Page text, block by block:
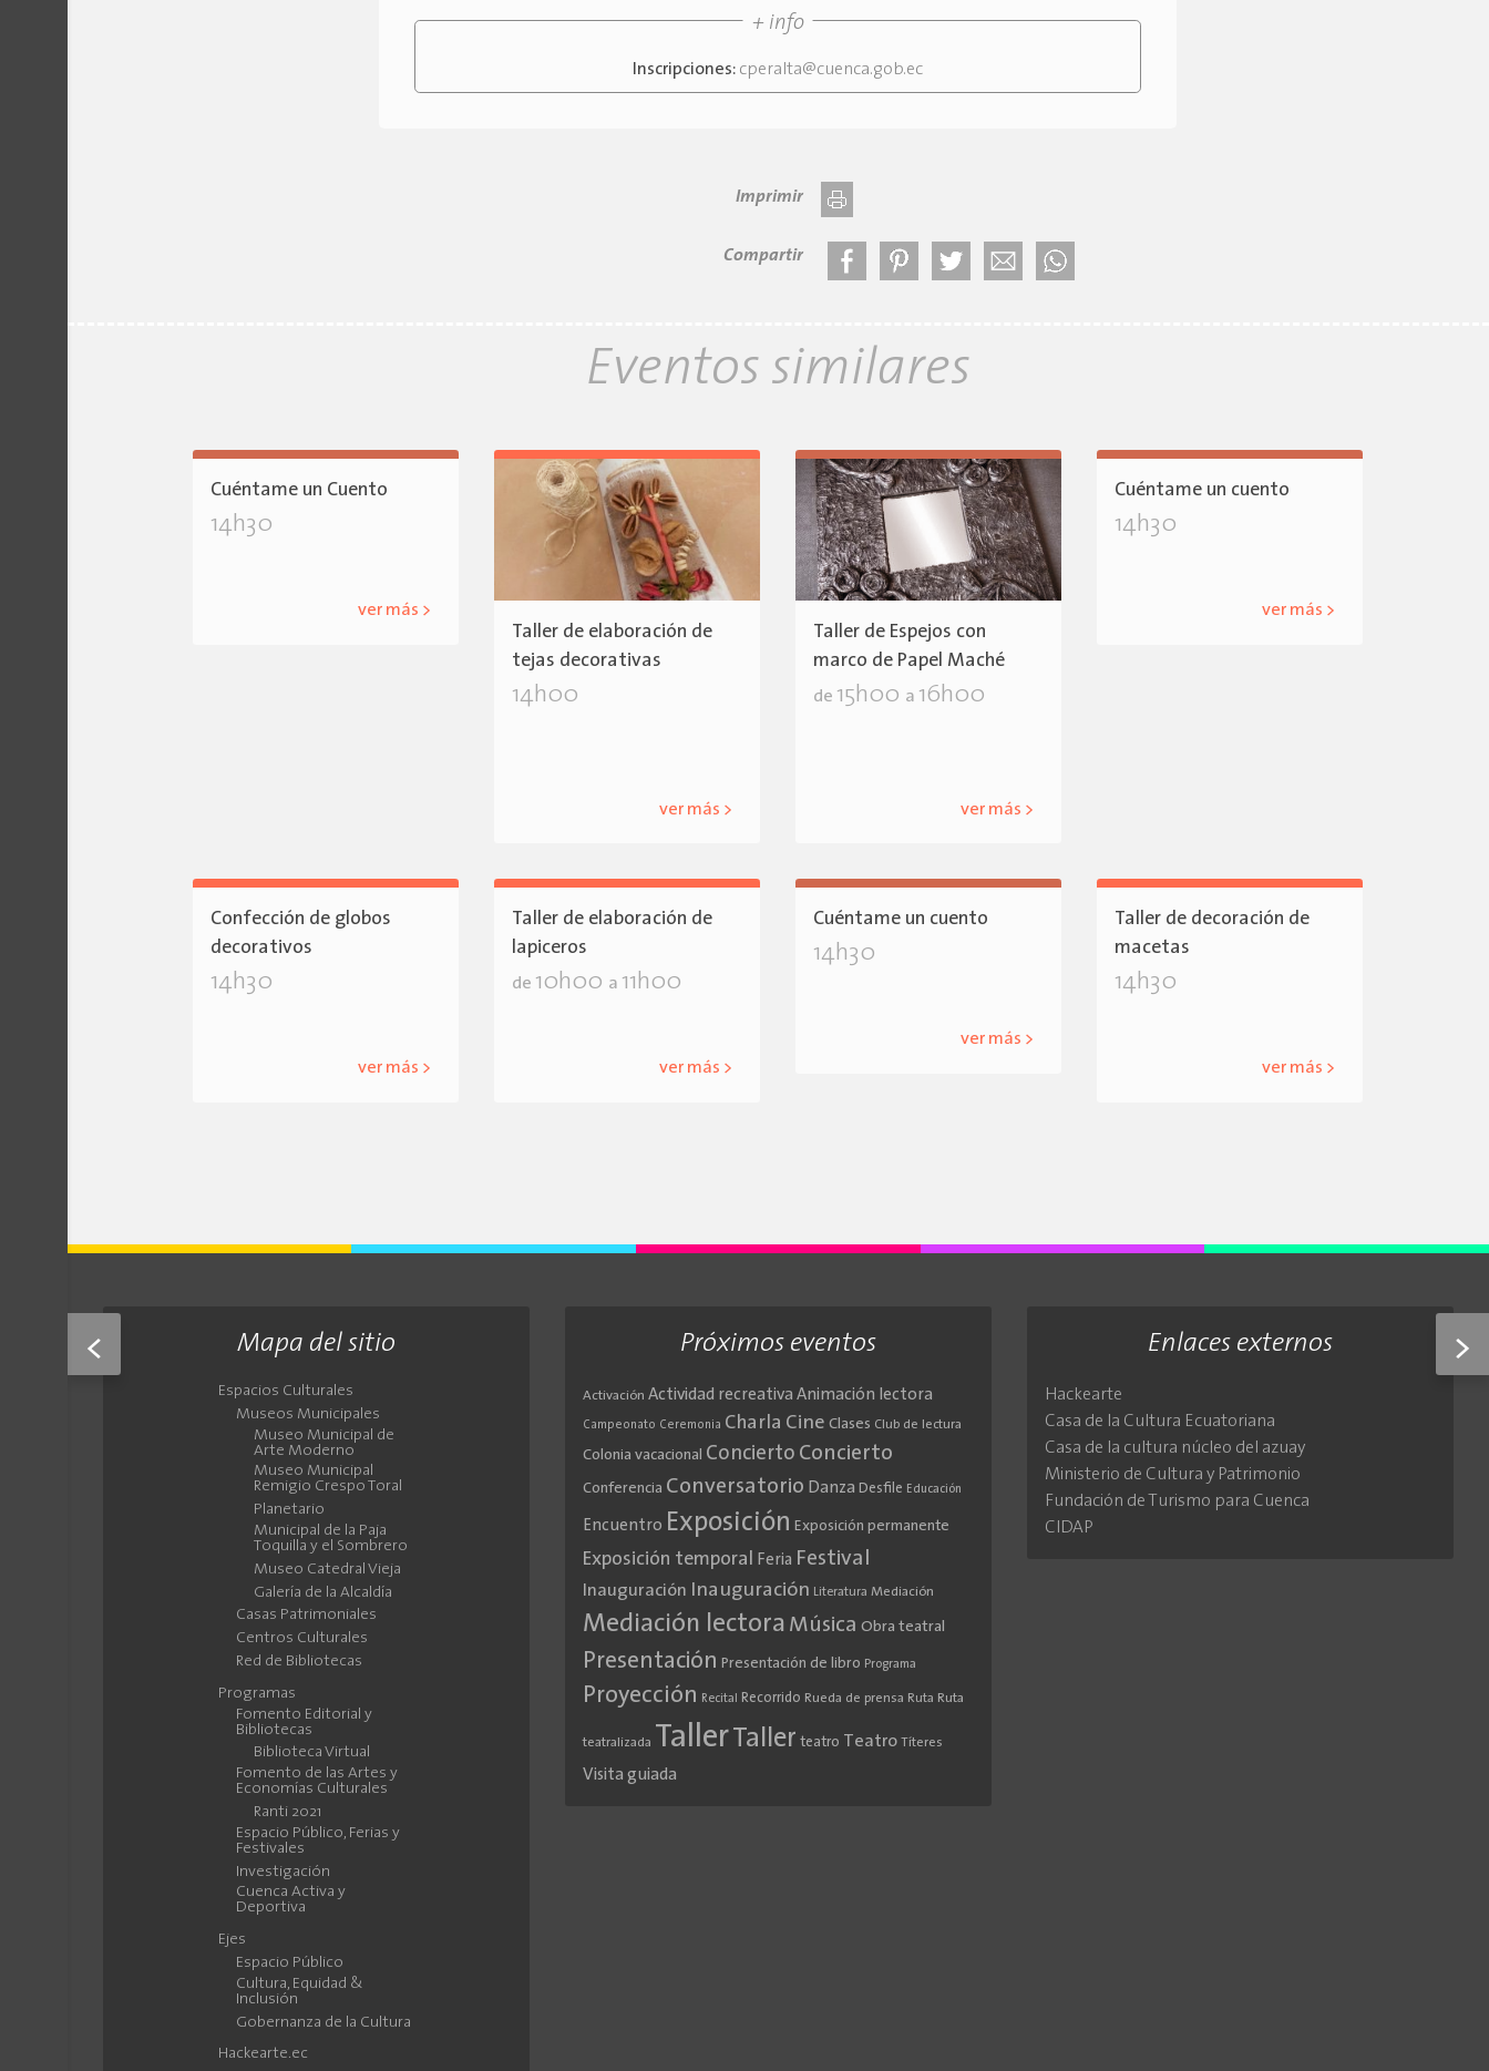
+ info
Inscripciones: cperalta@cuenca.gob.ec
Imprimir
Compartir
< >
Eventos similares
Cuéntame un Cuento
14h30
ver más >
Taller de elaboración de
tejas decorativas
14h00
ver más >
Taller de Espejos con
marco de Papel Maché
de 15h00 a 16h00
ver más >
Cuéntame un cuento
14h30
ver más >
Confección de globos
decorativos
14h30
ver más >
Taller de elaboración de
lapiceros
de 10h00 a 11h00
ver más >
Cuéntame un cuento
14h30
ver más >
Taller de decoración de
macetas
14h30
ver más >
Mapa del sitio
Espacios Culturales
Museos Municipales
Museo Municipal de
Arte Moderno
Museo Municipal
Remigio Crespo Toral
Planetario
Municipal de la Paja
Toquilla y el Sombrero
Museo Catedral Vieja
Galería de la Alcaldía
Casas Patrimoniales
Centros Culturales
Red de Bibliotecas
Programas
Fomento Editorial y
Bibliotecas
Biblioteca Virtual
Fomento de las Artes y
Economías Culturales
Ranti 2021
Espacio Público, Ferias y
Festivales
Investigación
Cuenca Activa y
Deportiva
Ejes
Espacio Público
Cultura, Equidad &
Inclusión
Gobernanza de la Cultura
Hackearte.ec
Próximos eventos
Activación Actividad recreativa Animación lectora
Campeonato Ceremonia Charla Cine Clases Club de lectura
Colonia vacacional Concierto Concierto
Conferencia Conversatorio Danza Desfile Educación
Encuentro Exposición Exposición permanente
Exposición temporal Feria Festival
Inauguración Inauguración Literatura Mediación
Mediación lectora Música Obra teatral
Presentación Presentación de libro Programa
Proyección Recital Recorrido Rueda de prensa Ruta Ruta
teatralizada TallerTaller teatro Teatro Títeres
Visita guiada
Enlaces externos
Hackearte
Casa de la Cultura Ecuatoriana
Casa de la cultura núcleo del azuay
Ministerio de Cultura y Patrimonio
Fundación de Turismo para Cuenca
CIDAP